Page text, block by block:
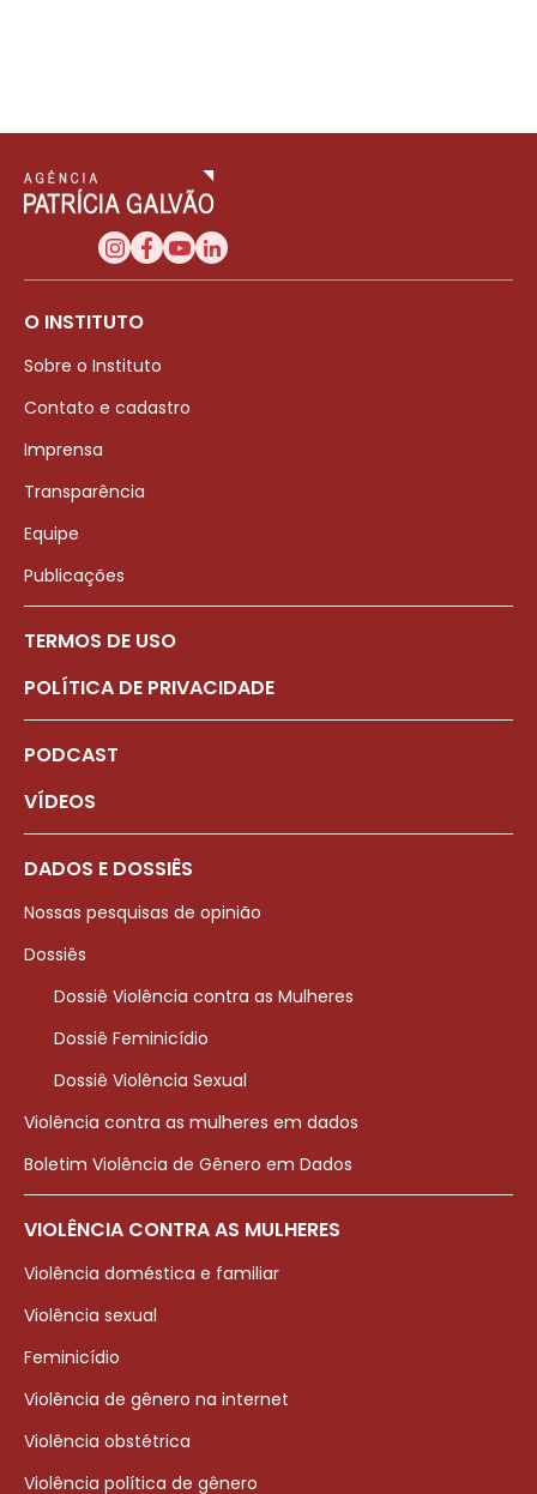
O INSTITUTO
Sobre o Instituto
Contato e cadastro
Imprensa
Transparência
Equipe
Publicações
TERMOS DE USO
POLÍTICA DE PRIVACIDADE
PODCAST
VÍDEOS
DADOS E DOSSIÊS
Nossas pesquisas de opinião
Dossiês
Dossiê Violência contra as Mulheres
Dossiê Feminicídio
Dossiê Violência Sexual
Violência contra as mulheres em dados
Boletim Violência de Gênero em Dados
VIOLÊNCIA CONTRA AS MULHERES
Violência doméstica e familiar
Violência sexual
Feminicídio
Violência de gênero na internet
Violência obstétrica
Violência política de gênero